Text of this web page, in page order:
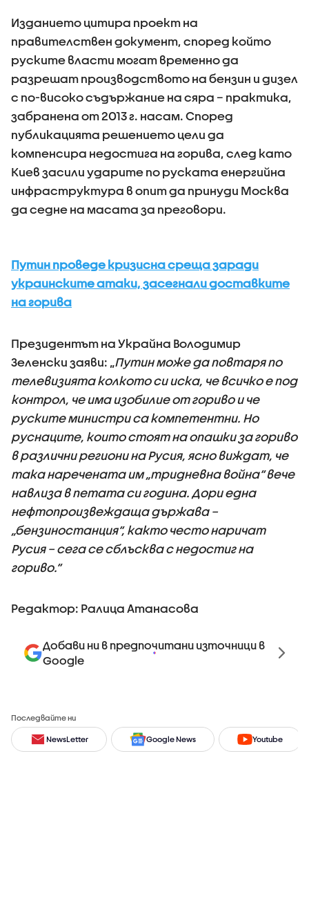
Изданието цитира проект на
правителствен документ, според който
руските власти могат временно да
разрешат производството на бензин и дизел
с по-високо съдържание на сяра – практика,
забранена от 2013 г. насам. Според
публикацията решението цели да
компенсира недостига на горива, след като
Киев засили ударите по руската енергийна
инфраструктура в опит да принуди Москва
да седне на масата за преговори.
Путин проведе кризисна среща заради
украинските атаки, засегнали доставките
на горива
Президентът на Украйна Володимир
Зеленски заяви: „Путин може да повтаря по
телевизията колкото си иска, че всичко е под
контрол, че има изобилие от гориво и че
руските министри са компетентни. Но
руснаците, които стоят на опашки за гориво
в различни региони на Русия, ясно виждат, че
така наречената им „тридневна война“ вече
навлиза в петата си година. Дори една
нефтопроизвеждаща държава –
„бензиностанция“, както често наричат
Русия – сега се сблъсква с недостиг на
гориво.“
Редактор: Ралица Атанасова
Добави ни в предпочитани източници в
Google
Последвайте ни
NewsLetter Google News Youtube